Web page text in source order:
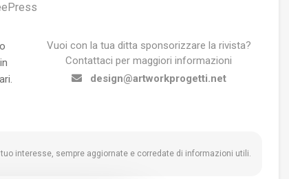
Vuoi con la tua ditta sponsorizzare la rivista?
Contattaci per maggiori informazioni
design@artworkprogetti.net
interesse, sempre aggiornate e corredate di informazioni utili.